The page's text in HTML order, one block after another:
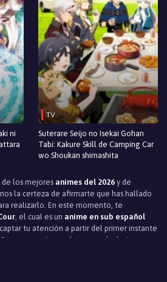
ni
TV
Suterare Seijo no Isekai Gohan
Tabi: Kakure Skill de Camping Car
wo Shoukan shimashita
de los mejores animes del 2026 y de
la certeza de afirmarte que has hallado
realizarlo. En este momento, te
, el cual es un anime en sub español
tu atención a partir del primer instante
protagonistas, el entramado, la época y